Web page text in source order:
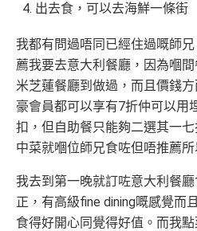
出去食，可以去海鮮一條街
我都有問過唔同已經住過嘅師
薦我要去意大利餐廳，因為嗰
米芝蓮餐廳到做過，而且價錢
豪會員都可以享有7折仲可以用
扣，但自助餐只能夠二選其一
中菜就嗰位師兄食咗但唔推薦
我去到第一晚就訂咗意大利餐
正，有高級fine dining嘅感覺而
食得好開心同覺得好值。而我